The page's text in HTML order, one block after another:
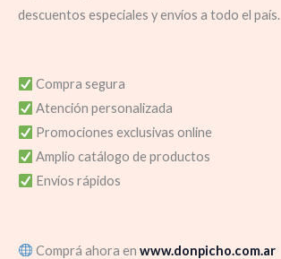
descuentos especiales y envíos a todo el país.
Compra segura
Atención personalizada
Promociones exclusivas online
Amplio catálogo de productos
Envíos rápidos
Comprá ahora en www.donpicho.com.ar